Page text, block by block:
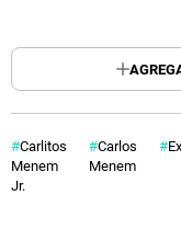
Carlitos
Menem
Jr.
Carlos
Menem